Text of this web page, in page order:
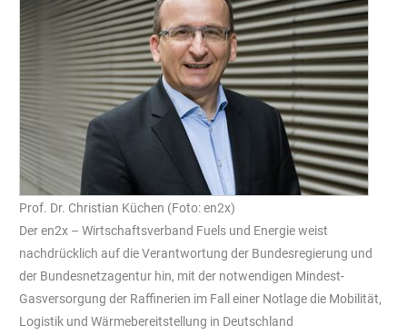
Prof. Dr. Christian Küchen (Foto: en2x)
Der en2x – Wirtschaftsverband Fuels und Energie weist
nachdrücklich auf die Verantwortung der Bundesregierung und
der Bundesnetzagentur hin, mit der notwendigen Mindest-
Gasversorgung der Raffinerien im Fall einer Notlage die Mobilität,
Logistik und Wärmebereitstellung in Deutschland